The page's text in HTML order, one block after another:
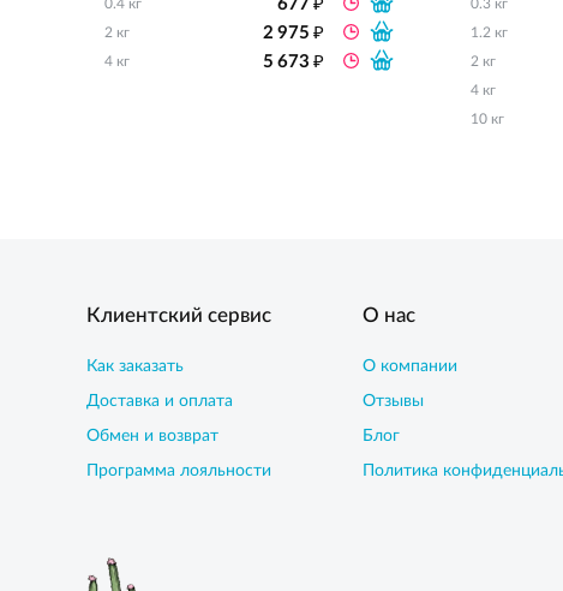
0.4 кг 677
2 кг 2 975₽
4 кг 5 673₽
0.3 кг
1.2 кг
2 кг
4 кг
10 кг
Клиентский сервис
Как заказать
Доставка и оплата
Обмен и возврат
Программа лояльности
О нас
О компании
Отзывы
Блог
Политика